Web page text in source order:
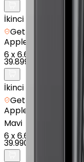
İkinci el
Getmobil
Apple
iPad Air (6.
6x6.650 TL
39.899 TL
İkinci el
Getmobil
Apple
iPad Air 13"
Mavi
6x6.665 TL
39.990 TL